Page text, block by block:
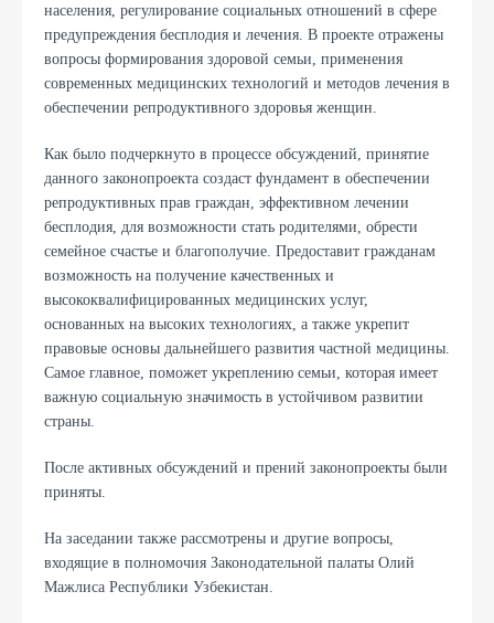
населения, регулирование социальных отношений в сфере
предупреждения бесплодия и лечения. В проекте отражены
вопросы формирования здоровой семьи, применения
современных медицинских технологий и методов лечения в
обеспечении репродуктивного здоровья женщин.
Как было подчеркнуто в процессе обсуждений, принятие
данного законопроекта создаст фундамент в обеспечении
репродуктивных прав граждан, эффективном лечении
бесплодия, для возможности стать родителями, обрести
семейное счастье и благополучие. Предоставит гражданам
возможность на получение качественных и
высококвалифицированных медицинских услуг,
основанных на высоких технологиях, а также укрепит
правовые основы дальнейшего развития частной медицины.
Самое главное, поможет укреплению семьи, которая имеет
важную социальную значимость в устойчивом развитии
страны.
После активных обсуждений и прений законопроекты были
приняты.
На заседании также рассмотрены и другие вопросы,
входящие в полномочия Законодательной палаты Олий
Мажлиса Республики Узбекистан.